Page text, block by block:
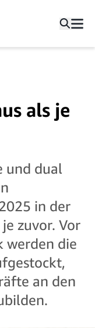
als je
und dual
in der
zuvor. Vor
werden die
an den